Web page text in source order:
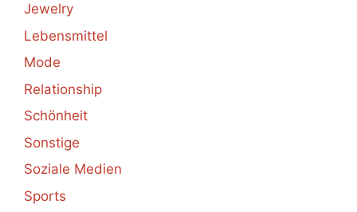
Jewelry
Lebensmittel
Mode
Relationship
Schönheit
Sonstige
Soziale Medien
Sports